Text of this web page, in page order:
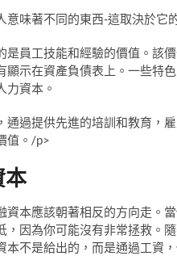
味著不同的東西-這取決於它
是員工技能和經驗的價值。該
顯示在資產負債表上。一些特
力資本。
通過提供先進的培訓和教育，
值。/p>
本
資本應該朝著相反的方向走。
，因為你可能沒有非常拯救。
不是給出的，而是通過工資